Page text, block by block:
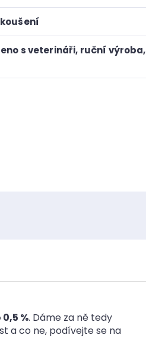
s veterináři, ruční výroba,
%. Dáme za ně tedy
a co ne, podívejte se na